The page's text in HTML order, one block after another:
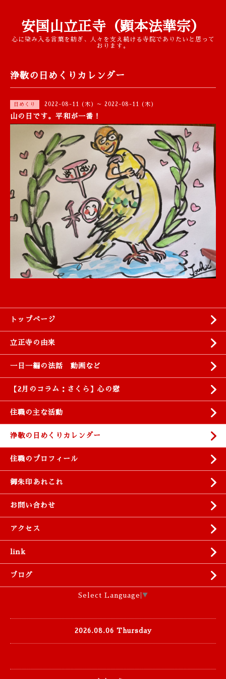
安国山立正寺（顕本法華宗）
心に染み入る言葉を紡ぎ、人々を支え続ける寺院でありたいと思って
おります。
浄敬の日めくりカレンダー
日めくり 2022-08-11 (木) ～ 2022-08-11 (木)
山の日です。平和が一番！
トップページ
立正寺の由来
一日一編の法話 動画など
【2月のコラム：さくら】心の窓
住職の主な活動
浄敬の日めくりカレンダー
住職のプロフィール
御朱印あれこれ
お問い合わせ
アクセス
link
ブログ
Select Language ▼
2026.08.06 Thursday